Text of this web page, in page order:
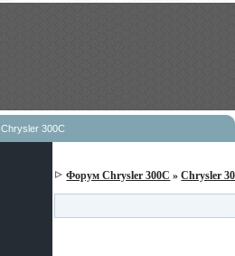
Chrysler 300C
Форум Chrysler 300C »Chrysler